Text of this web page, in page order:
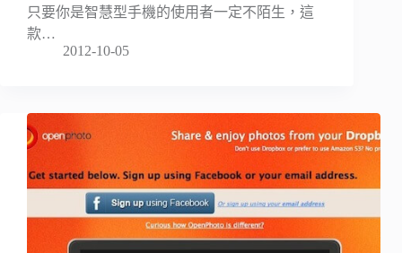
只要你是智慧型手機的使用者一定不陌生，這
款…
2012-10-05